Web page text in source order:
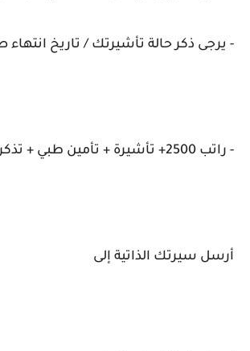
- يرجى ذكر حالة تأشيرتك / تاريخ انتهاء
- راتب 2500+ تأشيرة + تأمين طبي + تذكرة سنوية.
أرسل سيرتك الذاتية إلى